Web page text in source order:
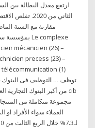
مقارنة مع السنة
mécanicien (26) –
precess (23) –
(1)
مجموعة متكاملة من
العملاء سواء الأفراد